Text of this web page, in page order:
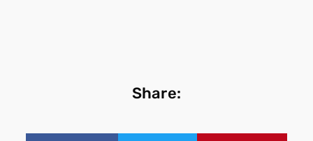
Share: